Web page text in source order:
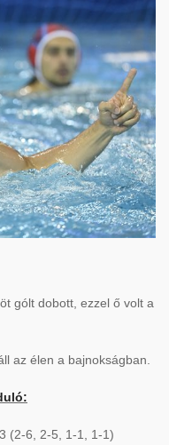
gólt dobott, ezzel ő volt a
az élen a bajnokságban.
(2-6, 2-5, 1-1, 1-1)